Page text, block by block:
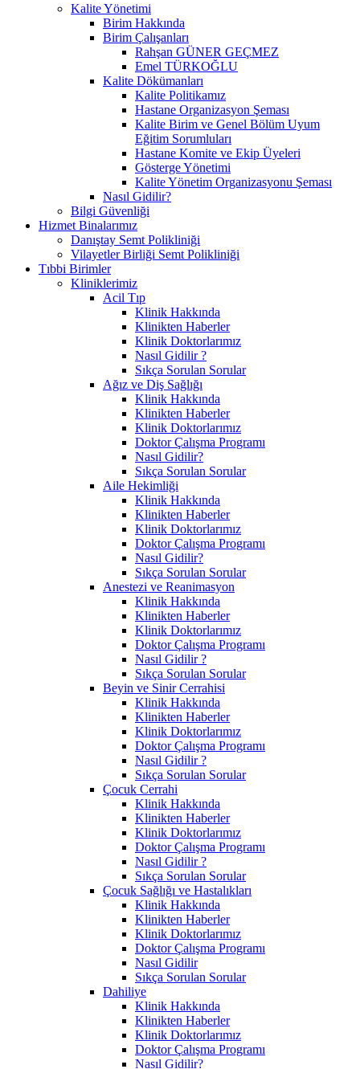
Kalite Yönetimi
Birim Hakkında
Birim Çalışanları
Rahşan GÜNER GEÇMEZ
Emel TÜRKOĞLU
Kalite Dökümanları
Kalite Politikamız
Hastane Organizasyon Şeması
Kalite Birim ve Genel Bölüm Uyum
Eğitim Sorumluları
Hastane Komite ve Ekip Üyeleri
Gösterge Yönetimi
Kalite Yönetim Organizasyonu Şeması
Nasıl Gidilir?
Bilgi Güvenliği
Hizmet Binalarımız
Danıştay Semt Polikliniği
Vilayetler Birliği Semt Polikliniği
Tıbbi Birimler
Kliniklerimiz
Acil Tıp
Klinik Hakkında
Klinikten Haberler
Klinik Doktorlarımız
Nasıl Gidilir ?
Sıkça Sorulan Sorular
Ağız ve Diş Sağlığı
Klinik Hakkında
Klinikten Haberler
Klinik Doktorlarımız
Doktor Çalışma Programı
Nasıl Gidilir?
Sıkça Sorulan Sorular
Aile Hekimliği
Klinik Hakkında
Klinikten Haberler
Klinik Doktorlarımız
Doktor Çalışma Programı
Nasıl Gidilir?
Sıkça Sorulan Sorular
Anestezi ve Reanimasyon
Klinik Hakkında
Klinikten Haberler
Klinik Doktorlarımız
Doktor Çalışma Programı
Nasıl Gidilir ?
Sıkça Sorulan Sorular
Beyin ve Sinir Cerrahisi
Klinik Hakkında
Klinikten Haberler
Klinik Doktorlarımız
Doktor Çalışma Programı
Nasıl Gidilir ?
Sıkça Sorulan Sorular
Çocuk Cerrahi
Klinik Hakkında
Klinikten Haberler
Klinik Doktorlarımız
Doktor Çalışma Programı
Nasıl Gidilir ?
Sıkça Sorulan Sorular
Çocuk Sağlığı ve Hastalıkları
Klinik Hakkında
Klinikten Haberler
Klinik Doktorlarımız
Doktor Çalışma Programı
Nasıl Gidilir
Sıkça Sorulan Sorular
Dahiliye
Klinik Hakkında
Klinikten Haberler
Klinik Doktorlarımız
Doktor Çalışma Programı
Nasıl Gidilir?